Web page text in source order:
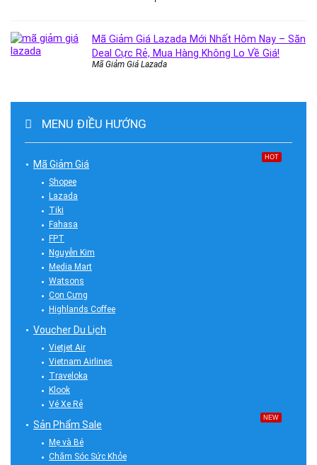
Mã Giảm Giá Lazada Mới Nhất Hôm Nay – Săn
Deal Cực Rẻ, Mua Hàng Không Lo Về Giá!
Mã Giảm Giá Lazada
MENU ĐIỀU HƯỚNG
Mã Giảm Giá
HOT
Shopee
Lazada
Tiki
Fahasa
FPT
Nguyễn Kim
Media Mart
Watsons
Con Cưng
Highlands Coffee
Voucher Du Lịch
Vietjet Air
Vietnam Airlines
Traveloka
Klook
Vé Xe Rẻ
Sản Phẩm Sale
NEW
Mẹ và Bé
Chăm Sóc Sức Khỏe